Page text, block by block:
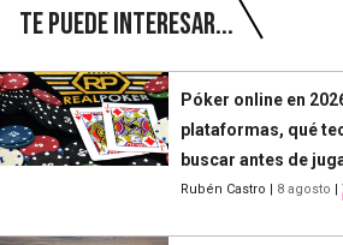
Te puede interesar...
Póker online en
plataformas, qué
buscar antes de
Rubén Castro | 8 agosto |